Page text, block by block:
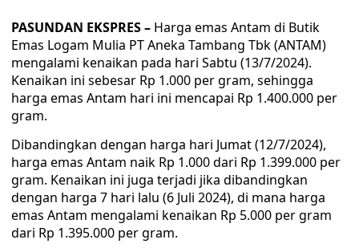
PASUNDAN EKSPRES – Harga emas Antam di Butik
Emas Logam Mulia PT Aneka Tambang Tbk (ANTAM)
mengalami kenaikan pada hari Sabtu (13/7/2024).
Kenaikan ini sebesar Rp 1.000 per gram, sehingga
harga emas Antam hari ini mencapai Rp 1.400.000 per
gram.
Dibandingkan dengan harga hari Jumat (12/7/2024),
harga emas Antam naik Rp 1.000 dari Rp 1.399.000 per
gram. Kenaikan ini juga terjadi jika dibandingkan
dengan harga 7 hari lalu (6 Juli 2024), di mana harga
emas Antam mengalami kenaikan Rp 5.000 per gram
dari Rp 1.395.000 per gram.